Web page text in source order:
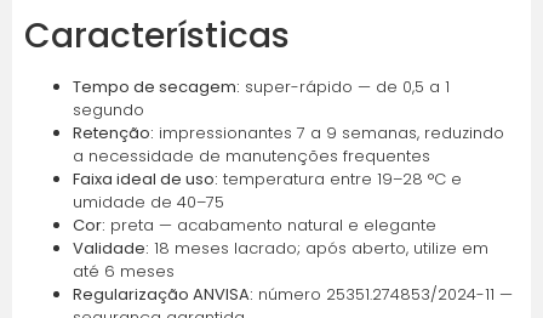
Parcelas:
1x deR$
sem
juros
66,55
2x deR$33,28sem
juros
R$66,56
3x deR$22,18
juros
Características
Tempo de secagem: super-rápido — de 0,5 a 1
segundo
Retenção: impressionantes 7 a 9 semanas, reduzindo
a necessidade de manutenções frequentes
Faixa ideal de uso: temperatura entre 19–28 °C e
umidade de 40–75
Cor: preta — acabamento natural e elegante
Validade: 18 meses lacrado; após aberto, utilize em
até 6 meses
Regularização ANVISA: número 25351.274853/2024-11 —